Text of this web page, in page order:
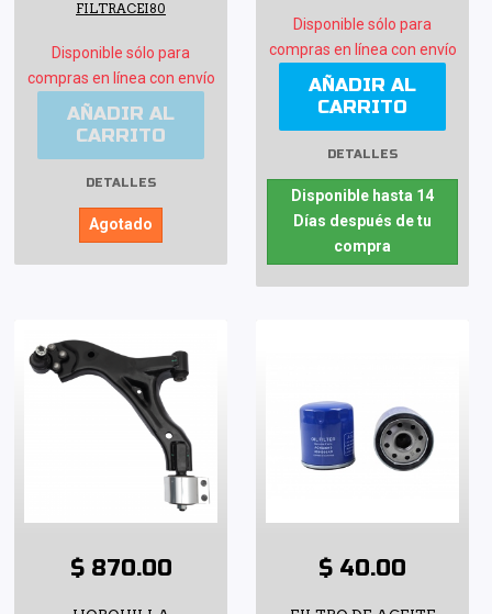
FILTRACEI80
Disponible sólo para
compras en línea con envío
AÑADIR AL
CARRITO
DETALLES
Agotado
Disponible sólo para
compras en línea con envío
AÑADIR AL
CARRITO
DETALLES
Disponible hasta 14
Días después de tu
compra
$ 870.00 $ 40.00